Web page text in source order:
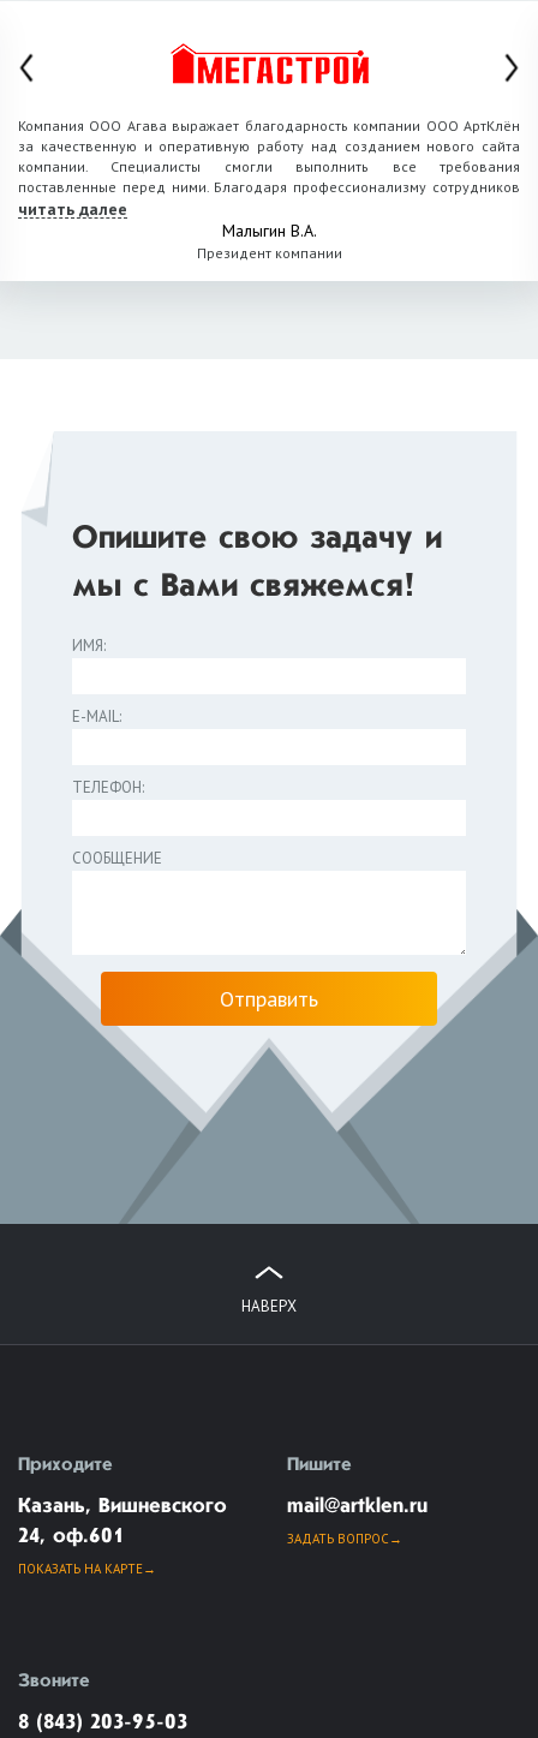
Компания ООО Агава выражает благодарность компании ООО АртКлён
за качественную и оперативную работу над созданием нового сайта
компании. Специалисты смогли выполнить все требования
поставленные перед ними. Благодаря профессионализму сотрудников
и внимательному отношению к каждой детали работа получилась по-
Хотим также отметить гибкий подход к ценообразованию и
оперативность реагирования на любые пожелания и предложения.
читать далее
Малыгин В.А.
Президент компании
Опишите свою задачу и
мы с Вами свяжемся!
ИМЯ:
E-MAIL:
ТЕЛЕФОН:
СООБЩЕНИЕ
НАВЕРХ
Приходите
Казань, Вишневского
24, оф.601
ПОКАЗАТЬ НА КАРТЕ
Пишите
mail@artklen.ru
ЗАДАТЬ ВОПРОС
Звоните
8 (843) 203-95-03